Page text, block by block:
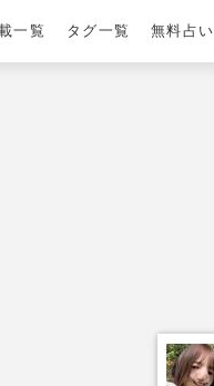
一覧 タグ一覧 無料占い